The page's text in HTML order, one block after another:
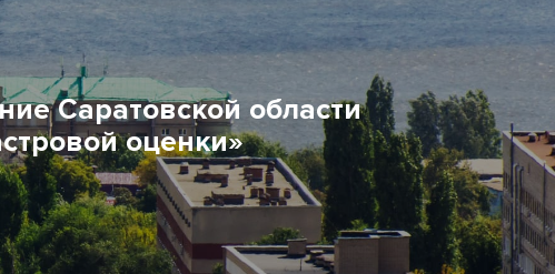
Саратовской области
оценки»